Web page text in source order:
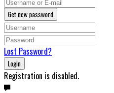
Get new password
Lost Password?
Login
Registration is disabled.